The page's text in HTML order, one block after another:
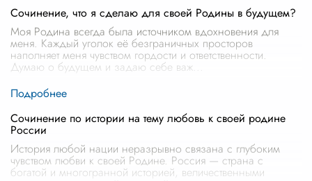
Сочинение, что я сделаю для своей Родины в будущем?
Моя Родина всегда была источником вдохновения для
меня. Каждый уголок её безграничных просторов
наполняет меня чувством гордости и ответственности.
Думаю о будущем и задаю себе важ
Сочинение по истории на тему любовь к своей родине
России
История любой нации неразрывно связана с глубоким
чувством любви к своей Родине. Россия — страна с
богатой и многогранной историей, величественными